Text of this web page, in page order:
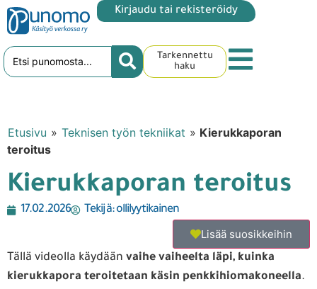
Kirjaudu tai rekisteröidy
Tarkennettu
haku
Etusivu » Teknisen työn tekniikat » Kierukkaporan
teroitus
Kierukkaporan teroitus
17.02.2026 Tekijä:ollilyytikainen
Lisää suosikkeihin
Tällä videolla käydään vaihe vaiheelta läpi, kuinka
kierukkapora teroitetaan käsin penkkihiomakoneella.